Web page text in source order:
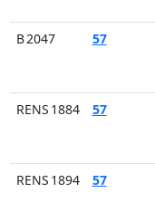
B 2047
57
RENS 1884 57
RENS 1894 57